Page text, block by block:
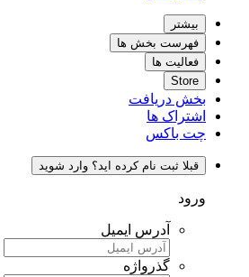
بیشتر
فهرست بخش ها
فعالیت ها
Store
بخش دریافت
اشتراک ها
چت باکس
قبلا ثبت نام کرده اید؟ وارد شوید
ورود
آدرس ایمیل
گذرواژه